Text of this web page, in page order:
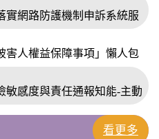
」
實網路防護機制申訴系統服
害人權益保障事項」懶人包
敏感度與責任通報知能-主動
材
看更多